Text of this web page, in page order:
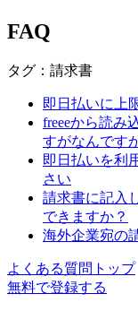
FAQ
タグ：請求書
即日払いに上
freeeから読み
すがなんです
即日払いを利
さい
請求書に記入
できますか？
海外企業宛の
よくある質問トップ
無料で登録する